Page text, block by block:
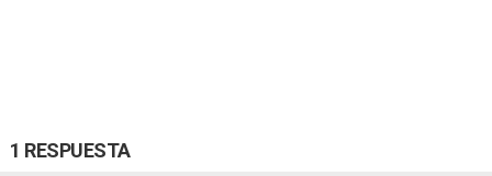
1 RESPUESTA